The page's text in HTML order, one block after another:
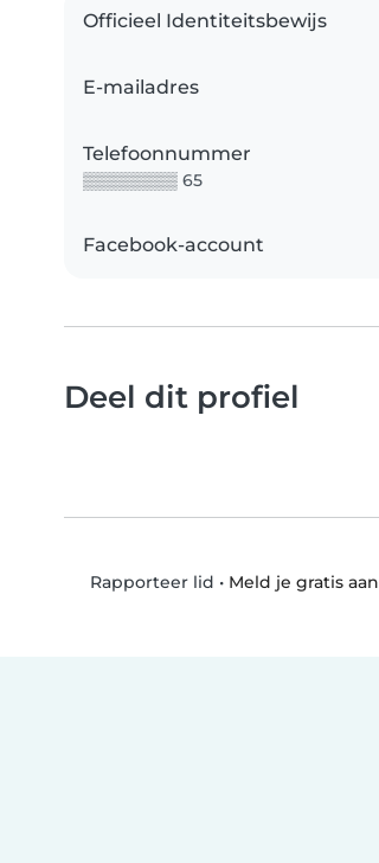
Officieel Identiteitsbewijs
E-mailadres
Telefoonnummer
▒▒▒▒▒▒▒▒ 65
Facebook-account
Deel dit profiel
Rapporteer lid • Meld je gratis aan